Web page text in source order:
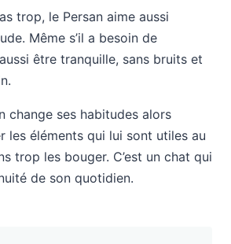
trop, le Persan aime aussi
Même s’il a besoin de
être tranquille, sans bruits et
change ses habitudes alors
les éléments qui lui sont utiles au
trop les bouger. C’est un chat qui
de son quotidien.